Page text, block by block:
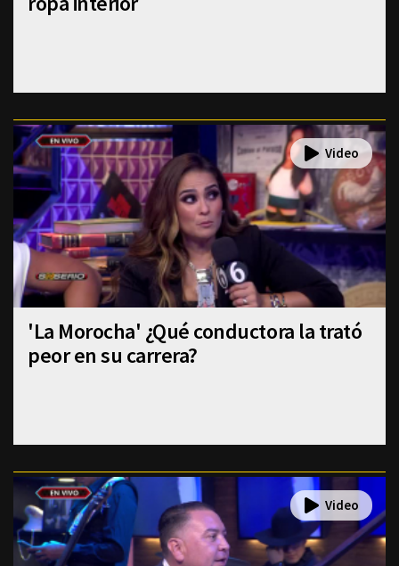
'La Morocha' ¿Qué conductora la trató
peor en su carrera?